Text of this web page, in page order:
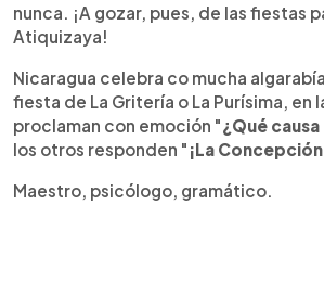
nunca. ¡A gozar, pues, de las fiestas
Atiquizaya!
Nicaragua celebra co mucha
fiesta de La Gritería o La Purísima, en
proclaman con emoción "¿Qué
los otros responden " ¡La
Maestro, psicólogo, gramático.